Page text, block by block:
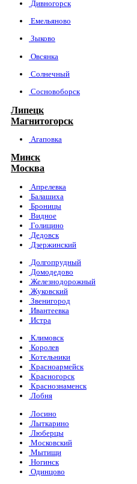
Дивногорск
Емельяново
Зыково
Овсянка
Солнечный
Сосновоборск
Липецк
Магнитогорск
Агаповка
Минск
Москва
Апрелевка
Балашиха
Броницы
Видное
Голицино
Дедовск
Дзержинский
Долгопрудный
Домодедово
Железнодорожный
Жуковский
Звенигород
Ивантеевка
Истра
Климовск
Королев
Котельники
Красноармейск
Красногорск
Краснознаменск
Лобня
Лосино
Лыткарино
Люберцы
Московский
Мытищи
Ногинск
Одинцово